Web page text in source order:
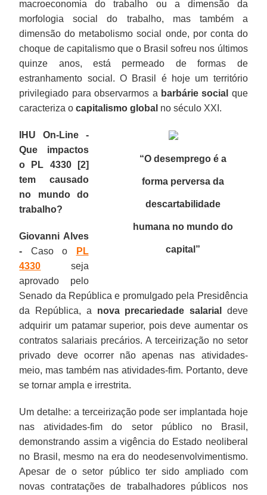
macroeconomia do trabalho ou a dimensão da
morfologia social do trabalho, mas também a
dimensão do metabolismo social onde, por conta do
choque de capitalismo que o Brasil sofreu nos últimos
quinze anos, está permeado de formas de
estranhamento social. O Brasil é hoje um território
privilegiado para observarmos a barbárie social que
caracteriza ocapitalismo global no século XXI.
“O desemprego é a
forma perversa da
descartabilidade
humana no mundo do
capital ”
IHU On-Line -
Que impactos
o PL 4330 [2]
tem causado
no mundo do
trabalho?
Giovanni Alves
- Caso o
PL
4330 seja
aprovado pelo
Senado da República e promulgado pela Presidência
da República, a nova precariedade salarial
deve
adquirir um patamar superior, pois deve aumentar os
contratos salariais precários. A terceirização no setor
privado deve ocorrer não apenas nas atividades-
meio, mas também nas atividades-fim. Portanto, deve
se tornar ampla e irrestrita.
Um detalhe: a terceirização pode ser implantada hoje
nas atividades-fim do setor público no Brasil,
demonstrando assim a vigência do Estado neoliberal
no Brasil, mesmo na era do neodesenvolvimentismo.
Apesar de o setor público ter sido ampliado com
novas contratações de trabalhadores públicos nos